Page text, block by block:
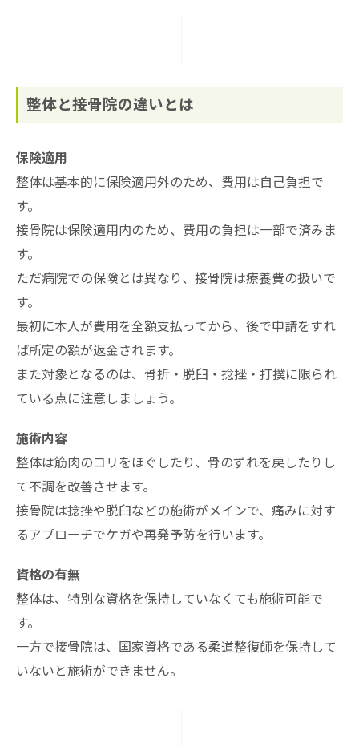
整体と接骨院の違いとは
保険適用
整体は基本的に保険適用外のため、費用は自己負担で
す。
接骨院は保険適用内のため、費用の負担は一部で済みま
す。
ただ病院での保険とは異なり、接骨院は療養費の扱いで
す。
最初に本人が費用を全額支払ってから、後で申請をすれ
ば所定の額が返金されます。
また対象となるのは、骨折・脱臼・捻挫・打撲に限られ
ている点に注意しましょう。
施術内容
整体は筋肉のコリをほぐしたり、骨のずれを戻したりし
て不調を改善させます。
接骨院は捻挫や脱臼などの施術がメインで、痛みに対す
るアプローチでケガや再発予防を行います。
資格の有無
整体は、特別な資格を保持していなくても施術可能で
す。
一方で接骨院は、国家資格である柔道整復師を保持して
いないと施術ができません。